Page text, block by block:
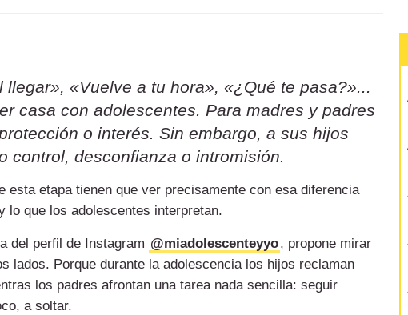
«Vuelve a tu hora», «¿Qué te pasa?»...
casa con adolescentes. Para madres y padres
o interés. Sin embargo, a sus hijos
control, desconfianza o intromisión.
esta etapa tienen que ver precisamente con esa diferencia
lo que los adolescentes interpretan.
del perfil de Instagram @miadolescenteyyo, propone mirar
lados. Porque durante la adolescencia los hijos reclaman
los padres afrontan una tarea nada sencilla: seguir
a soltar.